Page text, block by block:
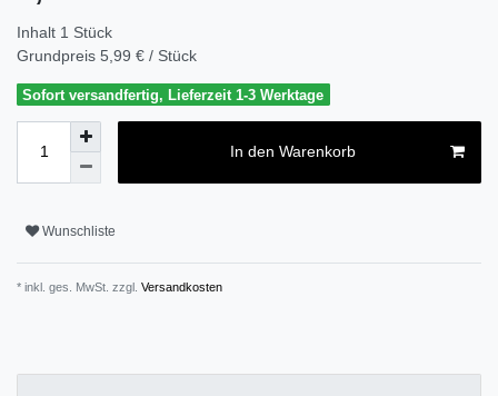
Inhalt 1 Stück
Grundpreis 5,99 € / Stück
Sofort versandfertig, Lieferzeit 1-3 Werktage
In den Warenkorb
Wunschliste
* inkl. ges. MwSt. zzgl. Versandkosten